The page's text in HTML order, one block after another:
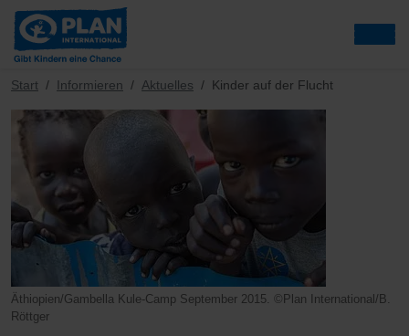
Start Informieren Aktuelles Kinder auf der Flucht
Äthiopien/Gambella Kule-Camp September 2015. ©Plan International/B.
Röttger